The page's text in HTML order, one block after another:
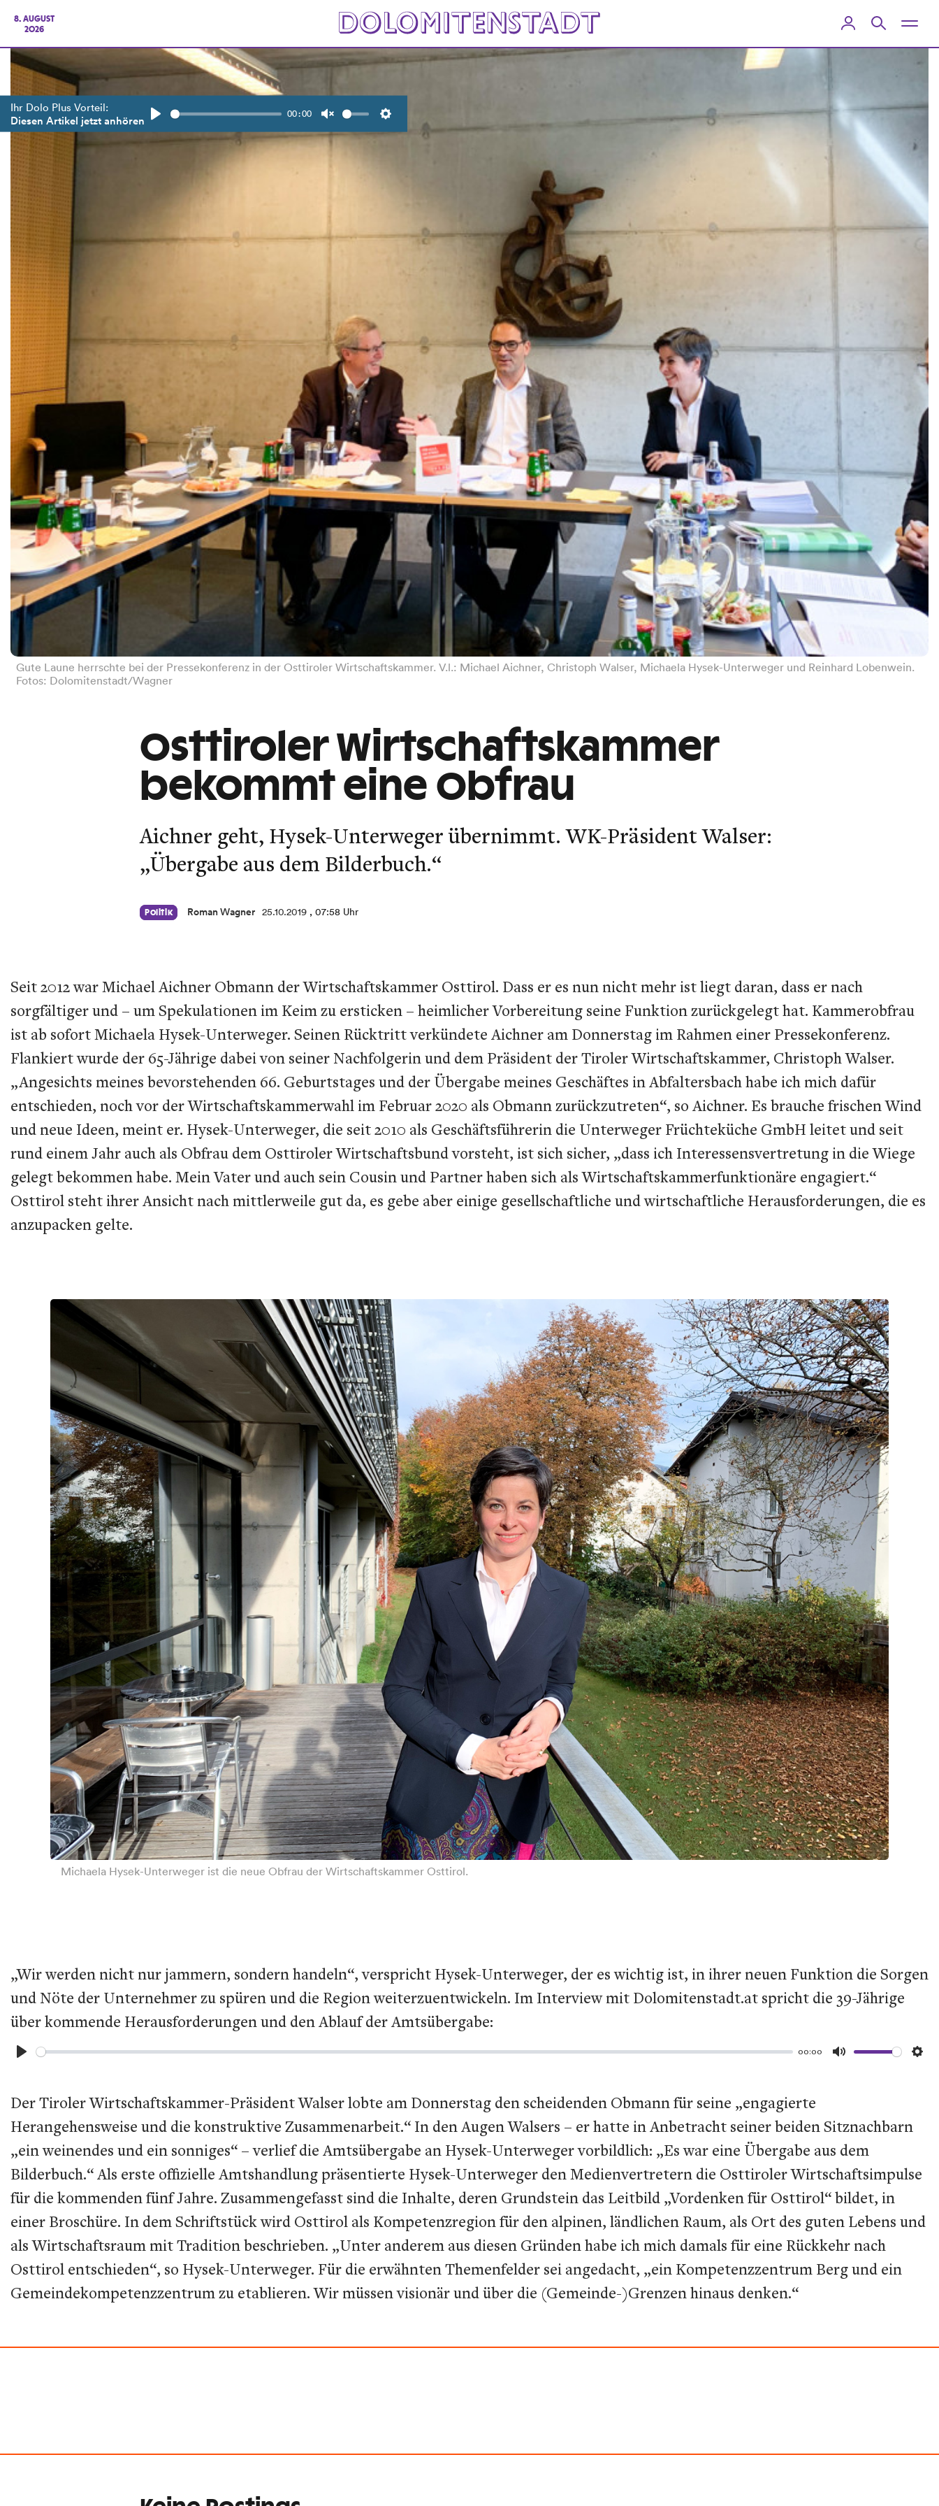
8. AUGUST
2026
Ihr Dolo Plus Vorteil:
Diesen Artikel jetzt anhören
Play
00:00
Unmute Settings
Gute Laune herrschte bei der Pressekonferenz in der Osttiroler Wirtschaftskammer. V.l.: Michael Aichner, Christoph Walser, Michaela Hysek-Unterweger und Reinhard Lobenwein.
Fotos: Dolomitenstadt/Wagner
Osttiroler Wirtschaftskammer
bekommt eine Obfrau
Aichner geht, Hysek-Unterweger übernimmt. WK-Präsident Walser:
„Übergabe aus dem Bilderbuch.“
Politik Roman Wagner 25.10.2019 , 07:58 Uhr
Seit 2012 war Michael Aichner Obmann der Wirtschaftskammer Osttirol. Dass er es nun nicht mehr ist liegt daran, dass er nach
sorgfältiger und – um Spekulationen im Keim zu ersticken – heimlicher Vorbereitung seine Funktion zurückgelegt hat. Kammerobfrau
ist ab sofort Michaela Hysek-Unterweger. Seinen Rücktritt verkündete Aichner am Donnerstag im Rahmen einer Pressekonferenz.
Flankiert wurde der 65-Jährige dabei von seiner Nachfolgerin und dem Präsident der Tiroler Wirtschaftskammer, Christoph Walser.
„Angesichts meines bevorstehenden 66. Geburtstages und der Übergabe meines Geschäftes in Abfaltersbach habe ich mich dafür
entschieden, noch vor der Wirtschaftskammerwahl im Februar 2020 als Obmann zurückzutreten“, so Aichner. Es brauche frischen Wind
und neue Ideen, meint er. Hysek-Unterweger, die seit 2010 als Geschäftsführerin die Unterweger Früchteküche GmbH leitet und seit
rund einem Jahr auch als Obfrau dem Osttiroler Wirtschaftsbund vorsteht, ist sich sicher, „dass ich Interessensvertretung in die Wiege
gelegt bekommen habe. Mein Vater und auch sein Cousin und Partner haben sich als Wirtschaftskammerfunktionäre engagiert.“
Osttirol steht ihrer Ansicht nach mittlerweile gut da, es gebe aber einige gesellschaftliche und wirtschaftliche Herausforderungen, die es
anzupacken gelte.
Michaela Hysek-Unterweger ist die neue Obfrau der Wirtschaftskammer Osttirol.
„Wir werden nicht nur jammern, sondern handeln“, verspricht Hysek-Unterweger, der es wichtig ist, in ihrer neuen Funktion die Sorgen
und Nöte der Unternehmer zu spüren und die Region weiterzuentwickeln. Im Interview mit Dolomitenstadt.at spricht die 39-Jährige
über kommende Herausforderungen und den Ablauf der Amtsübergabe:
00:00
Der Tiroler Wirtschaftskammer-Präsident Walser lobte am Donnerstag den scheidenden Obmann für seine „engagierte
Herangehensweise und die konstruktive Zusammenarbeit.“ In den Augen Walsers – er hatte in Anbetracht seiner beiden Sitznachbarn
„ein weinendes und ein sonniges“ – verlief die Amtsübergabe an Hysek-Unterweger vorbildlich: „Es war eine Übergabe aus dem
Bilderbuch.“ Als erste offizielle Amtshandlung präsentierte Hysek-Unterweger den Medienvertretern die Osttiroler Wirtschaftsimpulse
für die kommenden fünf Jahre. Zusammengefasst sind die Inhalte, deren Grundstein das Leitbild „Vordenken für Osttirol“ bildet, in
einer Broschüre. In dem Schriftstück wird Osttirol als Kompetenzregion für den alpinen, ländlichen Raum, als Ort des guten Lebens und
als Wirtschaftsraum mit Tradition beschrieben. „Unter anderem aus diesen Gründen habe ich mich damals für eine Rückkehr nach
Osttirol entschieden“, so Hysek-Unterweger. Für die erwähnten Themenfelder sei angedacht, „ein Kompetenzzentrum Berg und ein
Gemeindekompetenzzentrum zu etablieren. Wir müssen visionär und über die (Gemeinde-)Grenzen hinaus denken.“